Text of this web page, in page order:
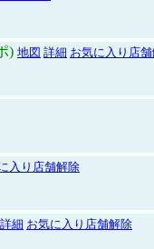
) 地図 詳細 お気に入り店
入り店舗解除
詳細 お気に入り店舗解除